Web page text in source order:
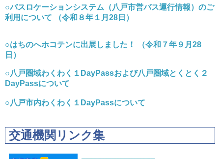
○バスロケーションシステム（八戸市営バス運行情報）のご
利用について （令和８年１月28日）
○はちのへホコテンに出展しました！ （令和７年９月28
日）
○八戸圏域わくわく１DayPassおよび八戸圏域とくとく２
DayPassについて
○八戸市内わくわく１DayPassについて
交通機関リンク集